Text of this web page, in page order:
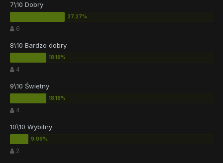
7\10 Dobry
6
8\10 Bardzo dobry
4
9\10 Świetny
4
10\10 Wybitny
2